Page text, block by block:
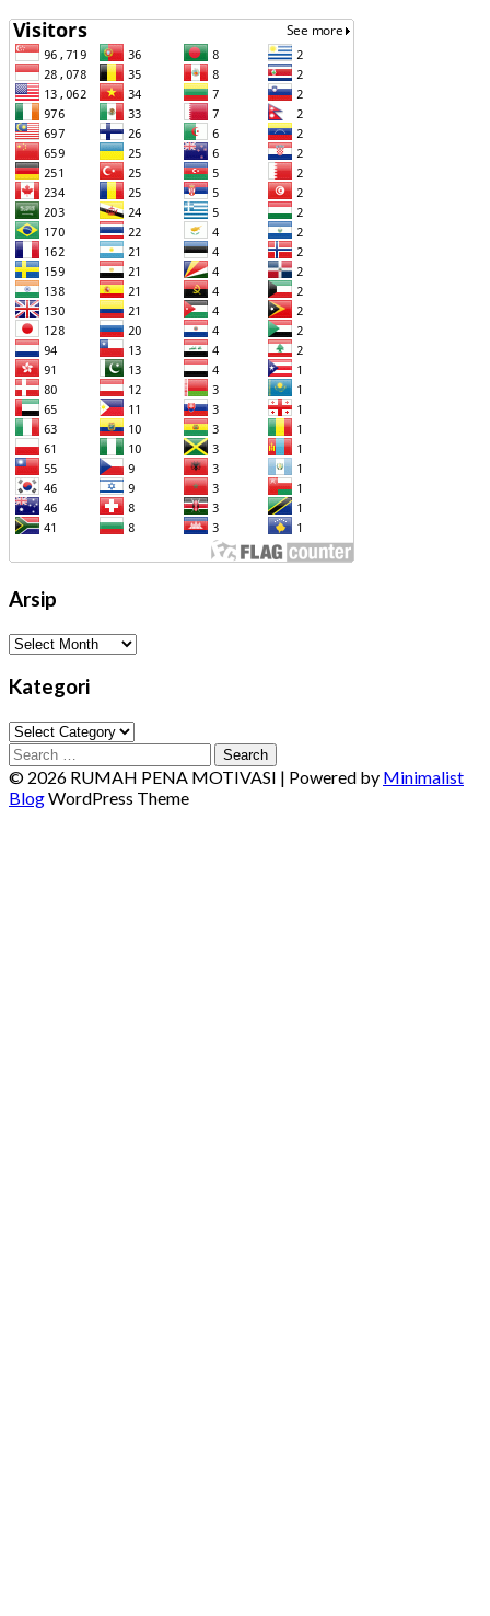
Arsip
Arsip
Kategori
Kategori
Search
for:
© 2026 RUMAH PENA MOTIVASI | Powered by Minimalist
BlogWordPress Theme